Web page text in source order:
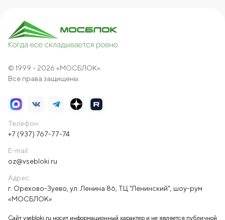
© 1999 - 2026 «МОСБЛОК».
Все права защищены.
Телефон:
+7 (937) 767-77-74
E-mail:
oz@vsebloki.ru
Адрес:
г. Орехово-Зуево, ул. Ленина 86, ТЦ "Ленинский", шоу-рум
«МОСБЛОК»
Сайт vsebloki.ru носит информационный характер и не является публичной